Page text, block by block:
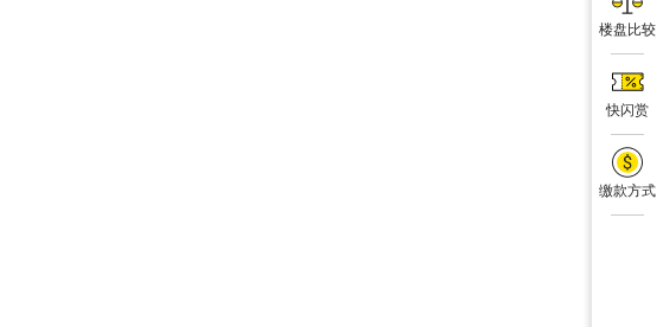
楼盘比较
快闪赏
缴款方式